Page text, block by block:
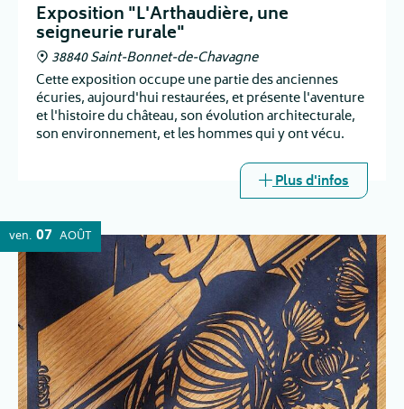
Exposition "L'Arthaudière, une
seigneurie rurale"
38840 Saint-Bonnet-de-Chavagne
Cette exposition occupe une partie des anciennes
écuries, aujourd'hui restaurées, et présente l'aventure
et l'histoire du château, son évolution architecturale,
son environnement, et les hommes qui y ont vécu.
Plus d'infos
ven. 07 AOÛT